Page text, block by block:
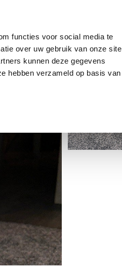
functies voor social media te
over uw gebruik van onze site
kunnen deze gegevens
hebben verzameld op basis van